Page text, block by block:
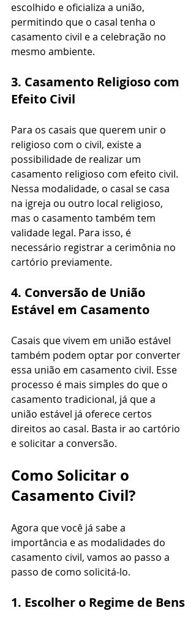
escolhido e oficializa a união,
permitindo que o casal tenha o
casamento civil e a celebração no
mesmo ambiente.
3. Casamento Religioso com
Efeito Civil
Para os casais que querem unir o
religioso com o civil, existe a
possibilidade de realizar um
casamento religioso com efeito civil.
Nessa modalidade, o casal se casa
na igreja ou outro local religioso,
mas o casamento também tem
validade legal. Para isso, é
necessário registrar a cerimônia no
cartório previamente.
4. Conversão de União
Estável em Casamento
Casais que vivem em união estável
também podem optar por converter
essa união em casamento civil. Esse
processo é mais simples do que o
casamento tradicional, já que a
união estável já oferece certos
direitos ao casal. Basta ir ao cartório
e solicitar a conversão.
Como Solicitar o
Casamento Civil?
Agora que você já sabe a
importância e as modalidades do
casamento civil, vamos ao passo a
passo de como solicitá-lo.
1. Escolher o Regime de Bens